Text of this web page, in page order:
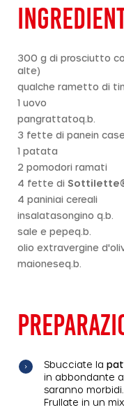
300 g di prosciutto
alte)
qualche rametto di
1 uovo
pangrattatoq.b.
3 fette di panein
1 patata
2 pomodori ramati
4 fette di
4 paniniai cereali
insalatasongino q.b.
sale e pepeq.b.
olio extravergine
maioneseq.b.
Sbucciate la
in abbondante
saranno
Frullate in un